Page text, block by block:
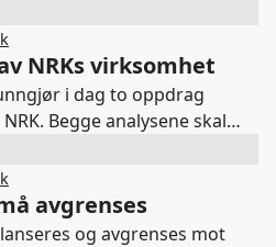
NRKs virksomhet
i dag to oppdrag
Begge analysene skal
til den kommende
avgrenses
og avgrenses mot